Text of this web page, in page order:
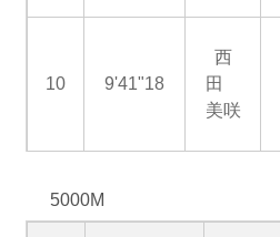
10 9'41"18
西
田
美咲
5000M